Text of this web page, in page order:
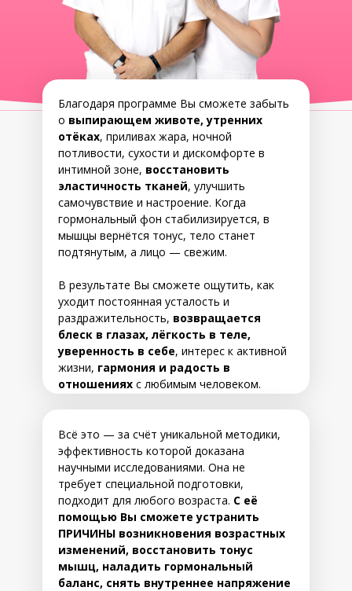
Благодаря программе Вы сможете забыть
о выпирающем животе, утренних
отёках, приливах жара, ночной
потливости, сухости и дискомфорте в
интимной зоне, восстановить
эластичность тканей, улучшить
самочувствие и настроение. Когда
гормональный фон стабилизируется, в
мышцы вернётся тонус, тело станет
подтянутым, а лицо — свежим.
В результате Вы сможете ощутить, как
уходит постоянная усталость и
раздражительность, возвращается
блеск в глазах, лёгкость в теле,
уверенность в себе, интерес к активной
жизни, гармония и радость в
отношениях с любимым человеком.
Всё это — за счёт уникальной методики,
эффективность которой доказана
научными исследованиями. Она не
требует специальной подготовки,
подходит для любого возраста. С её
помощью Вы сможете устранить
ПРИЧИНЫ возникновения возрастных
изменений, восстановить тонус
мышц, наладить гормональный
баланс, снять внутреннее напряжение